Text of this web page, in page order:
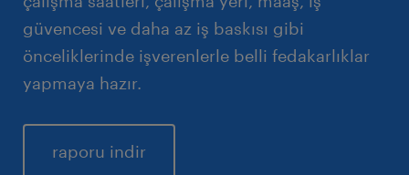
güvencesi ve daha az iş baskısı gibi
önceliklerinde işverenlerle belli fedakarlıklar
yapmaya hazır.
raporu indir